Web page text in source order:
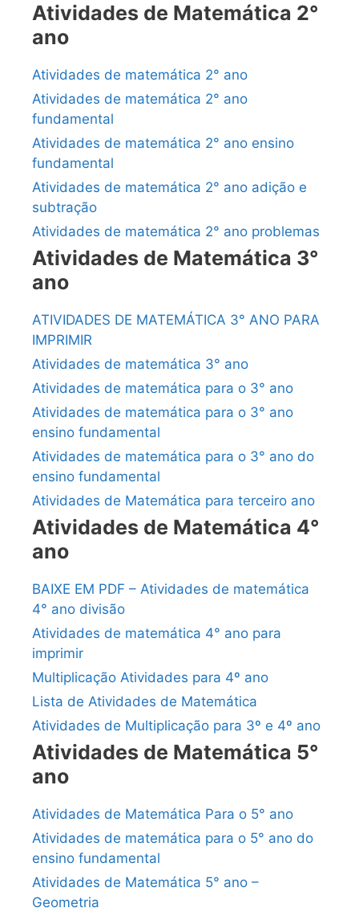
Atividades de Matemática 2°
ano
Atividades de matemática 2° ano
Atividades de matemática 2° ano
fundamental
Atividades de matemática 2° ano ensino
fundamental
Atividades de matemática 2° ano adição e
subtração
Atividades de matemática 2° ano problemas
Atividades de Matemática 3°
ano
ATIVIDADES DE MATEMÁTICA 3° ANO PARA
IMPRIMIR
Atividades de matemática 3° ano
Atividades de matemática para o 3° ano
Atividades de matemática para o 3° ano
ensino fundamental
Atividades de matemática para o 3° ano do
ensino fundamental
Atividades de Matemática para terceiro ano
Atividades de Matemática 4°
ano
BAIXE EM PDF – Atividades de matemática
4° ano divisão
Atividades de matemática 4° ano para
imprimir
Multiplicação Atividades para 4º ano
Lista de Atividades de Matemática
Atividades de Multiplicação para 3º e 4º ano
Atividades de Matemática 5°
ano
Atividades de Matemática Para o 5° ano
Atividades de matemática para o 5° ano do
ensino fundamental
Atividades de Matemática 5° ano –
Geometria